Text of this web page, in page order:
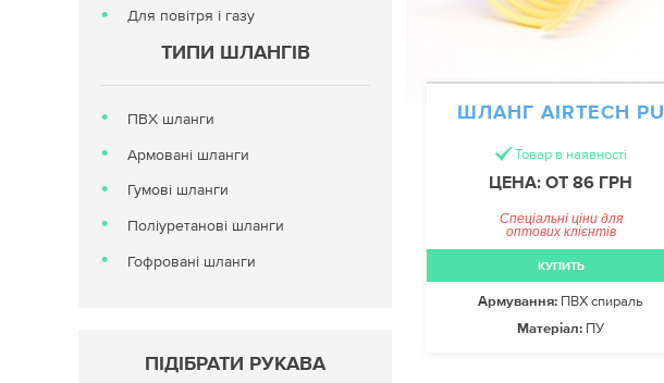
Для повітря і газу
ТИПИ ШЛАНГІВ
ПВХ шланги
Армовані шланги
Гумові шланги
Поліуретанові шланги
Гофровані шланги
ПІДІБРАТИ РУКАВА
ШЛАНГ AIRTECH PU
Товар в наявності
ЦЕНА: ОТ 86 ГРН
Спеціальні ціни для
оптових клієнтів
КУПИТЬ
Армування: ПВХ спираль
Матеріал: ПУ